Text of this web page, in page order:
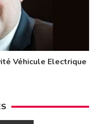
Véhicule Electrique